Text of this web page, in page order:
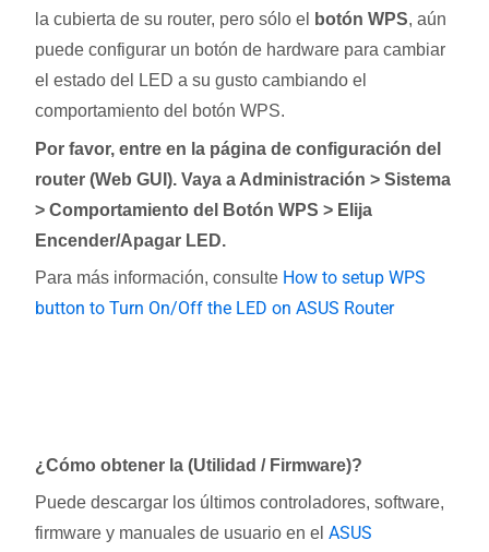
la cubierta de su router, pero sólo el
botón WPS, aún
puede configurar un botón de hardware para cambiar
el estado del LED a su gusto cambiando el
comportamiento del botón WPS.
Por favor, entre en la página de configuración del
router (Web GUI). Vaya a Administración > Sistema
> Comportamiento del Botón WPS > Elija
Encender/Apagar LED.
Para más información, consulte How to setup WPS
button to Turn On/Off the LED on ASUS Router
¿Cómo obtener la (Utilidad / Firmware)?
Puede descargar los últimos controladores, software,
firmware y manuales de usuario en el ASUS